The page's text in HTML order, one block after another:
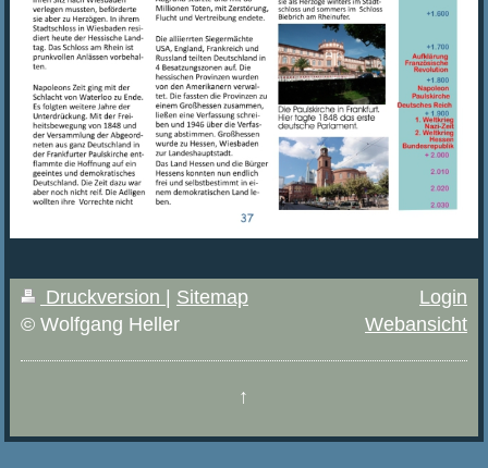
Druckversion | Sitemap
© Wolfgang Heller
Login
Webansicht
↑